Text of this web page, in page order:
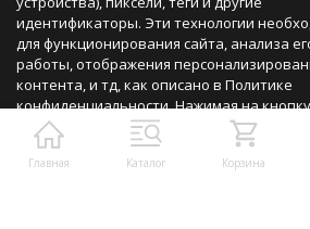
Главная Каталог Корзина
Помощь
Политика персональных данных
идентификаторы. Эти технологии
для функционирования сайта, анализа
работы, отображения
контента, и тд, как описано в Политике
конфиденциальности. Нажимая на кнопку
«Соглашаюсь», вы соглашаетесь с
использованием указанных технологий и
подтверждаете свое согласие на